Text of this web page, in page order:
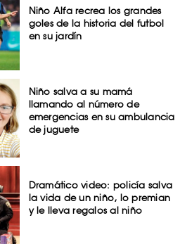
Niño Alfa recrea los grandes
goles de la historia del futbol
en su jardín
Niño salva a su mamá
llamando al número de
emergencias en su ambulancia
de juguete
Dramático video: policía salva
la vida de un niño, lo premian
y le lleva regalos al niño